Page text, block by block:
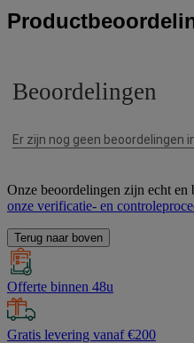
Onze beoordelingen zijn echt en
onze verificatie- en
Terug naar boven
Offerte binnen 48u
Gratis levering vanaf €200